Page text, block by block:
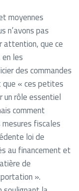
moyennes
n’avons pas
attention, que ce
les
des commandes
« ces petites
rôle essentiel
comment
fiscales
loi de
au financement et
de
».